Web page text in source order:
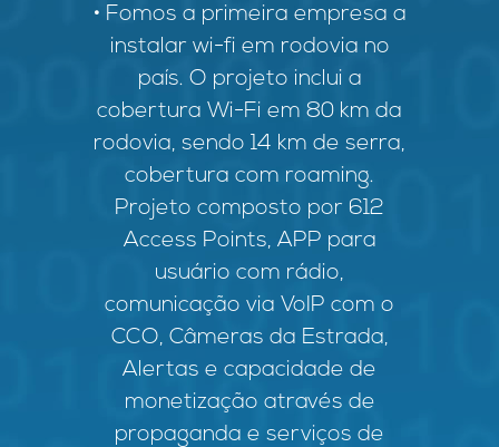
• Fomos a primeira empresa a
instalar wi-fi em rodovia no
país. O projeto inclui a
cobertura Wi-Fi em 80 km da
rodovia, sendo 14 km de serra,
cobertura com roaming.
Projeto composto por 612
Access Points, APP para
usuário com rádio,
comunicação via VoIP com o
CCO, Câmeras da Estrada,
Alertas e capacidade de
monetização através de
propaganda e serviços de